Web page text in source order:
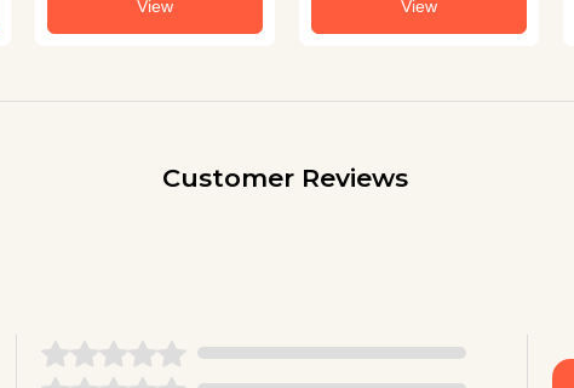
View View
Customer Reviews